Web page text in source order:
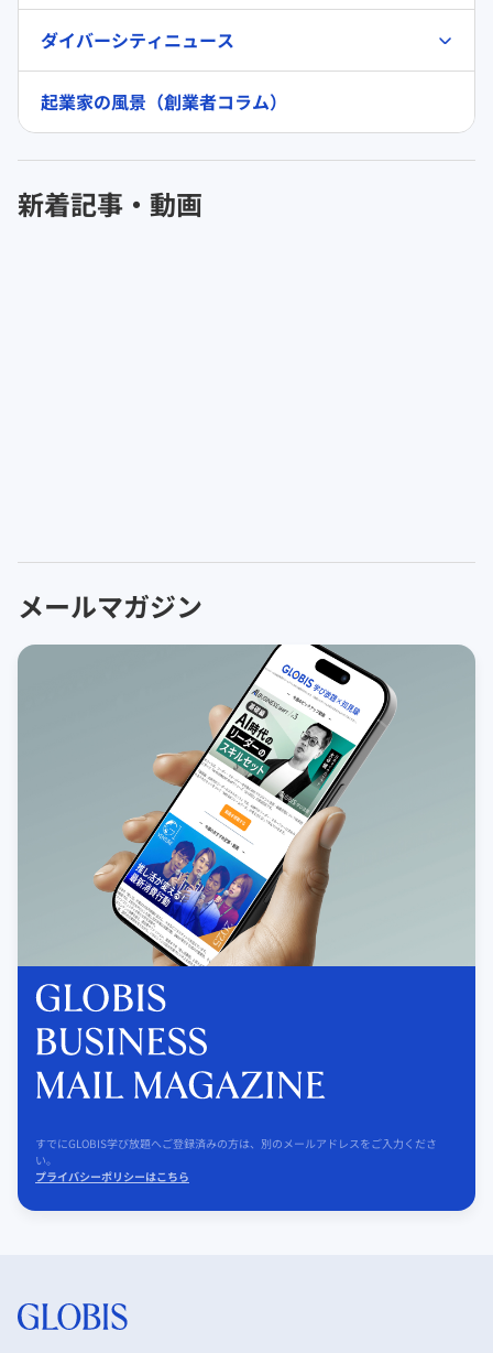
ダイバーシティニュース
起業家の風景（創業者コラム）
新着記事・動画
メールマガジン
すでにGLOBIS学び放題へご登録済みの方は、別のメールアドレスをご入力くださ
い。
プライバシーポリシーはこちら